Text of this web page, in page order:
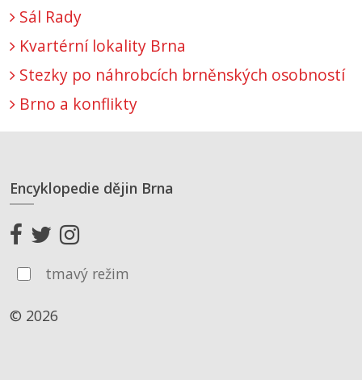
Sál Rady
Kvartérní lokality Brna
Stezky po náhrobcích brněnských osobností
Brno a konflikty
Encyklopedie dějin Brna
tmavý režim
© 2026